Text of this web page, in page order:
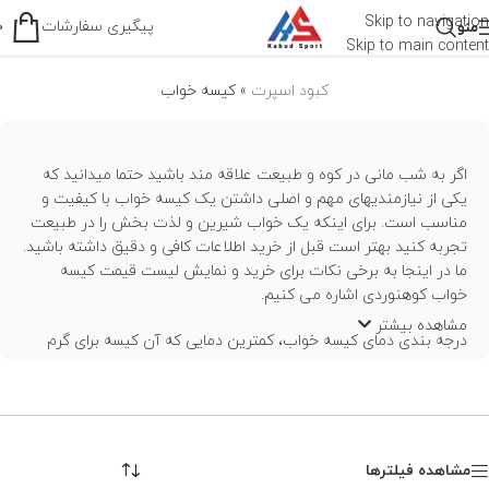
Skip to navigation
Skip to main content
منو پیگیری سفارشاتکیسه خواب
کبود اسپرت » کیسه خواب
اگر به شب مانی در کوه و طبیعت علاقه مند باشید حتما میدانید که
یکی از نیازمندیهای مهم و اصلی داشتن یک کیسه خواب با کیفیت و
مناسب است. برای اینکه یک خواب شیرین و لذت بخش را در طبیعت
تجربه کنید بهتر است قبل از خرید اطلاعات کافی و دقیق داشته باشید.
ما در اینجا به برخی نکات برای خرید و نمایش لیست قیمت کیسه
خواب کوهنوردی اشاره می کنیم.
درجه بندی دمای کیسه خواب، کمترین دمایی که آن کیسه برای گرم
برای مقایسه کیسه های خواب کمک بزرگی خواهد بود. اما بسیاری از
داشتن کیسه آب گرم، میزان غذا خوردن، خستگی و رطوبت بسیار موثر
مشاهده بیشتر
مشاهده فیلترها